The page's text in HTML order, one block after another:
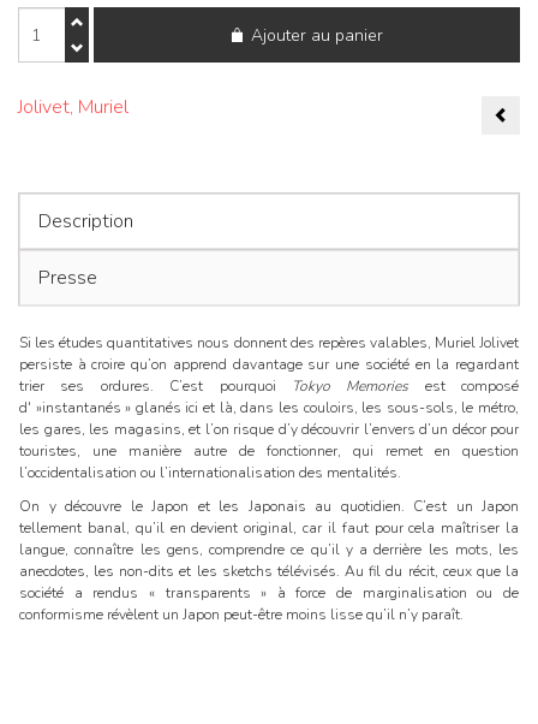
Tokyo
Ajouter au panier
Jolivet, Muriel
Description
Presse
Si les études quantitatives nous donnent des repères valables, Muriel Jolivet
persiste à croire qu’on apprend davantage sur une société en la regardant
trier ses ordures. C’est pourquoi
Tokyo Memories est composé
d' »instantanés » glanés ici et là, dans les couloirs, les sous-sols, le métro,
les gares, les magasins, et l’on risque d’y découvrir l’envers d’un décor pour
touristes, une manière autre de fonctionner, qui remet en question
l’occidentalisation ou l’internationalisation des mentalités.
On y découvre le Japon et les Japonais au quotidien. C’est un Japon
tellement banal, qu’il en devient original, car il faut pour cela maîtriser la
langue, connaître les gens, comprendre ce qu’il y a derrière les mots, les
anecdotes, les non-dits et les sketchs télévisés. Au fil du récit, ceux que la
société a rendus « transparents » à force de marginalisation ou de
conformisme révèlent un Japon peut-être moins lisse qu’il n’y paraît.